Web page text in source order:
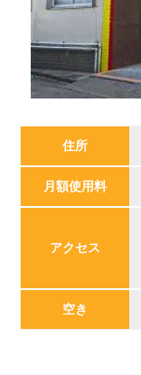
住所
月額使用料
アクセス
空き